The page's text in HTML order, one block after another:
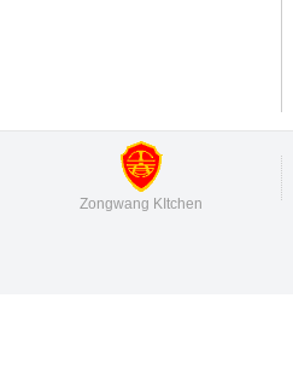
Zongwang KItchen